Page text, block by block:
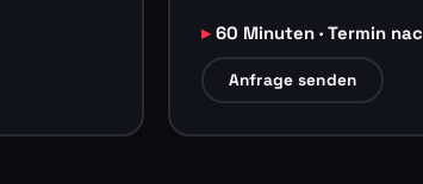
60 Minuten · Termin
Anfrage senden